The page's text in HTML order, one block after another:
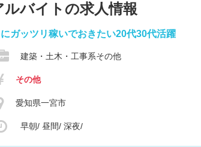
バイトの求人情報
ガッツリ稼いでおきたい20代30代活躍
建築・土木・工事系その他
その他
愛知県一宮市
早朝/ 昼間/ 深夜/